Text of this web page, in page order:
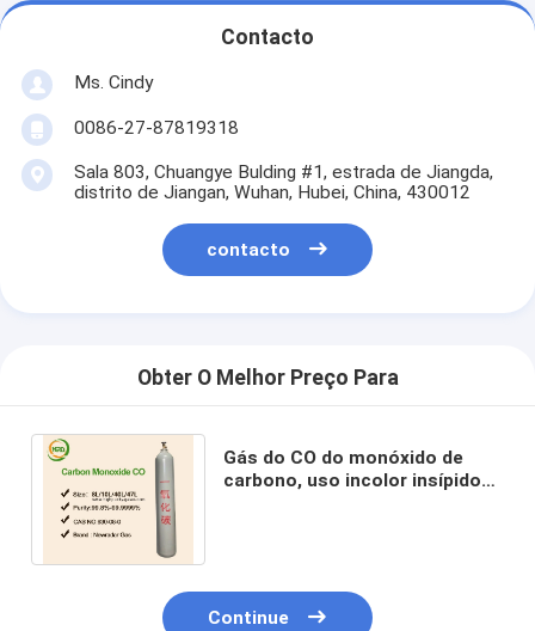
Contacto
Ms. Cindy
0086-27-87819318
Sala 803, Chuangye Bulding #1, estrada de Jiangda,
distrito de Jiangan, Wuhan, Hubei, China, 430012
contacto
Obter O Melhor Preço Para
Gás do CO do monóxido de
carbono, uso incolor insípido
Continue